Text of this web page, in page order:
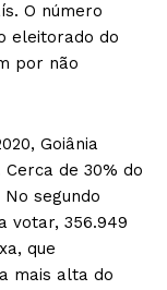
O número
eleitorado do
por não
Goiânia
de 30% do
segundo
votar, 356.949
que
mais alta do